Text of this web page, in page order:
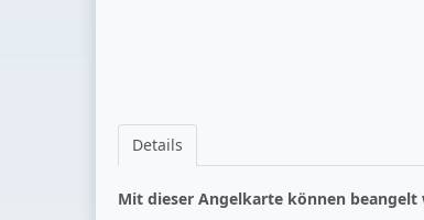
Details
Mit dieser Angelkarte können beangelt